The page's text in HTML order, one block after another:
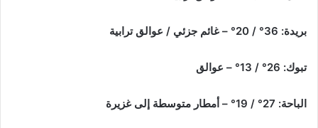
بريدة: 36° / 20° – غائم جزئي / عوالق ترابية
تبوك: 26° / 13° – عوالق
الباحة: 27° / 19° – أمطار متوسطة إلى غزيرة